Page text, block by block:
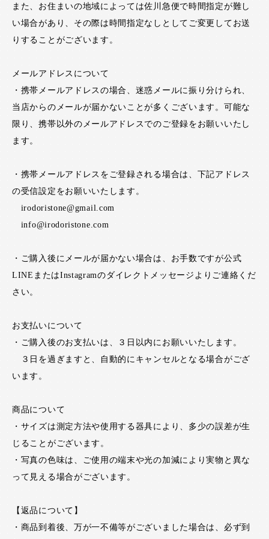
また、お住まいの地域によっては佐川急便で時間指定が難し
い場合があり、その際は時間指定なしとしてご変更してお送
りすることがございます。
メールアドレスについて
・携帯メールアドレスの場合、迷惑メールに振り分けられ、
当店からのメールが届かないことが多くございます。可能な
限り、携帯以外のメールアドレスでのご登録をお願いいたし
ます。
・携帯メールアドレスをご登録される場合は、下記アドレス
の受信設定をお願いいたします。
irodoristone@gmail.com
info@irodoristone.com
・ご購入後にメールが届かない場合は、お手数ですが公式
LINEまたはInstagramのダイレクトメッセージよりご連絡くだ
さい。
お支払いについて
・ご購入後のお支払いは、３日以内にお願いいたします。
３日を過ぎますと、自動的にキャンセルとなる場合がござ
います。
商品について
・サイズは測定方法や使用する器具により、多少の誤差が生
じることがございます。
・写真の色味は、ご使用の端末や光の加減により実物と異な
って見える場合がございます。
【返品について】
・商品到着後、万が一不備等がございました場合は、必ず到